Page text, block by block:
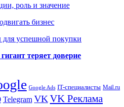
роль и значение
бизнес
успешной покупки
теряет доверие
Google Ads IT-специалисты Mail.ru
Telegram VKVK Реклама